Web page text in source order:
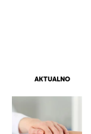
AKTUALNO